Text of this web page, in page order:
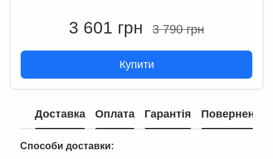
3 601 грн 3 790 грн
Купити
Доставка Оплата Гарантія Повернення
Способи доставки: